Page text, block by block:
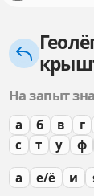
На запыт
а б в г
с
т у ф
а е/ё и